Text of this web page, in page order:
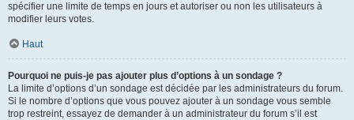
spécifier une limite de temps en jours et autoriser ou non les utilisateurs à
modifier leurs votes.
Haut
Pourquoi ne puis-je pas ajouter plus d’options à un sondage ?
La limite d’options d’un sondage est décidée par les administrateurs du forum.
Si le nombre d’options que vous pouvez ajouter à un sondage vous semble
trop restreint, essayez de demander à un administrateur du forum s’il est